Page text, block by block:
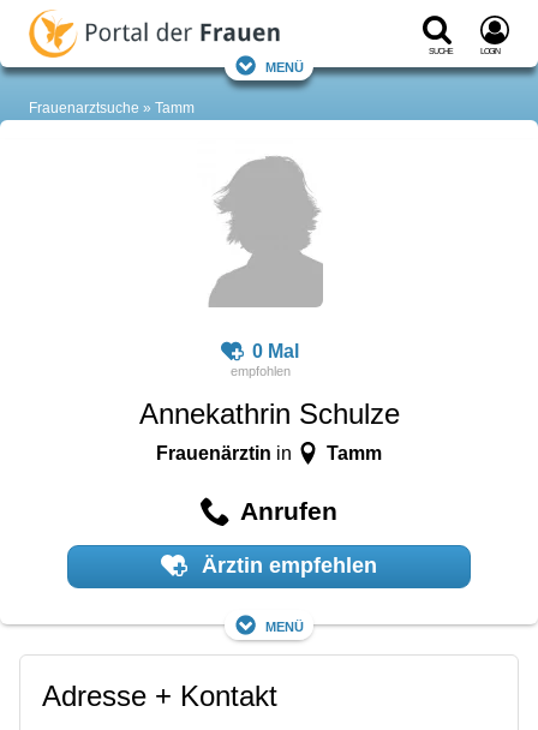
Suche Login
Menü
Frauenarztsuche Tamm
0 Mal
Annekathrin Schulze
Frauenärztin in Tamm
Anrufen
Ärztin empfehlen
Menü
Adresse + Kontakt